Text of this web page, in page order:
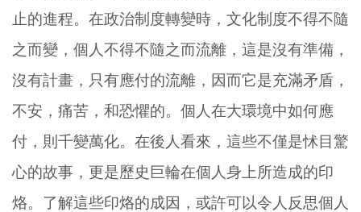
止的進程。在政治制度轉變時，文化制度不得不隨
之而變，個人不得不隨之而流離，這是沒有準備，
沒有計畫，只有應付的流離，因而它是充滿矛盾，
不安，痛苦，和恐懼的。個人在大環境中如何應
付，則千變萬化。在後人看來，這些不僅是怵目驚
心的故事，更是歷史巨輪在個人身上所造成的印
烙。了解這些印烙的成因，或許可以令人反思個人